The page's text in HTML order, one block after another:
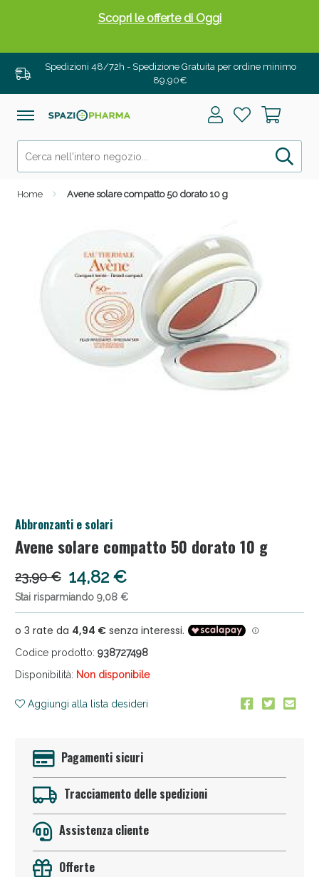
Spedizioni 48/72h - Spedizione Gratuita per ordine minimo
89,90€
Home Avene solare compatto 50 dorato 10 g
Abbronzanti e solari
Avene solare compatto 50 dorato 10 g
23,90 € 14,82 €
Stai risparmiando 9,08 €
Codice prodotto: 938727498
Disponibilità: Non disponibile
Aggiungi alla lista desideri
Pagamenti sicuri
Tracciamento delle spedizioni
Assistenza cliente
Offerte
Scopri le offerte di Oggi
Drenanti e Pancia Piatta: Sconti fino al 55% validi
solo per OGGI!
Salini e Multivitaminici: oggi Sconto extra fino al
Anticellulite e Fanghi: Sconto fino al 40% valido
oggi!